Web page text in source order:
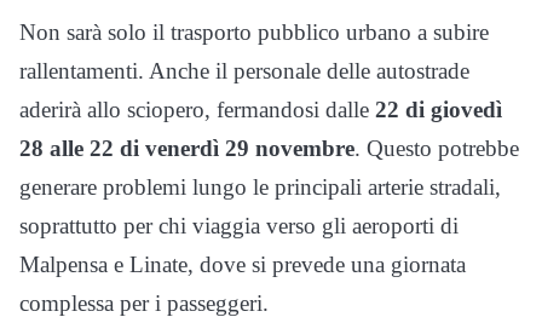
Non sarà solo il trasporto pubblico urbano a subire
rallentamenti. Anche il personale delle autostrade
aderirà allo sciopero, fermandosi dalle 22 di giovedì
28 alle 22 di venerdì 29 novembre. Questo potrebbe
generare problemi lungo le principali arterie stradali,
soprattutto per chi viaggia verso gli aeroporti di
Malpensa e Linate, dove si prevede una giornata
complessa per i passeggeri.